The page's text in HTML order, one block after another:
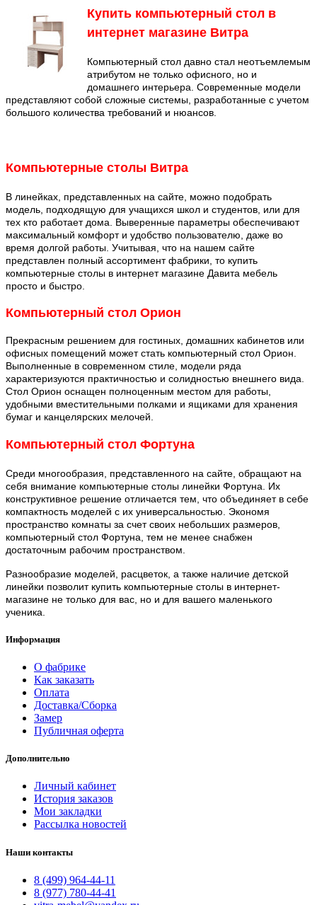
Купить компьютерный стол в
интернет магазине Витра
Компьютерный стол давно стал неотъемлемым
атрибутом не только офисного, но и
домашнего интерьера. Современные модели
представляют собой сложные системы, разработанные с учетом
большого количества требований и нюансов.
Компьютерные столы Витра
В линейках, представленных на сайте, можно подобрать
модель, подходящую для учащихся школ и студентов, или для
тех кто работает дома. Выверенные параметры обеспечивают
максимальный комфорт и удобство пользователю, даже во
время долгой работы. Учитывая, что на нашем сайте
представлен полный ассортимент фабрики, то купить
компьютерные столы в интернет магазине Давита мебель
просто и быстро.
Компьютерный стол Орион
Прекрасным решением для гостиных, домашних кабинетов или
офисных помещений может стать компьютерный стол Орион.
Выполненные в современном стиле, модели ряда
характеризуются практичностью и солидностью внешнего вида.
Стол Орион оснащен полноценным местом для работы,
удобными вместительными полками и ящиками для хранения
бумаг и канцелярских мелочей.
Компьютерный стол Фортуна
Среди многообразия, представленного на сайте, обращают на
себя внимание компьютерные столы линейки Фортуна. Их
конструктивное решение отличается тем, что объединяет в себе
компактность моделей с их универсальностью. Экономя
пространство комнаты за счет своих небольших размеров,
компьютерный стол Фортуна, тем не менее снабжен
достаточным рабочим пространством.
Разнообразие моделей, расцветок, а также наличие детской
линейки позволит купить компьютерные столы в интернет-
магазине не только для вас, но и для вашего маленького
ученика.
Информация
О фабрике
Как заказать
Оплата
Доставка/Сборка
Замер
Публичная оферта
Дополнительно
Личный кабинет
История заказов
Мои закладки
Рассылка новостей
Наши контакты
8 (499) 964-44-11
8 (977) 780-44-41